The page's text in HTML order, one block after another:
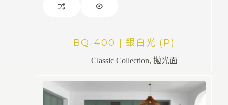
BQ-400 | 銀白光 (P)
Classic Collection, 拋光面